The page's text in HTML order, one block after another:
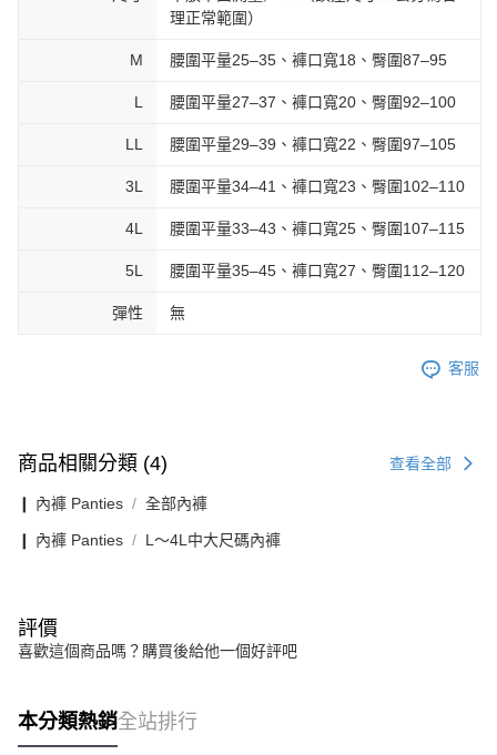
理正常範圍）
M 腰圍平量25–35、褲口寬18、臀圍87–95
L 腰圍平量27–37、褲口寬20、臀圍92–100
LL 腰圍平量29–39、褲口寬22、臀圍97–105
3L 腰圍平量34–41、褲口寬23、臀圍102–110
4L 腰圍平量33–43、褲口寬25、臀圍107–115
5L 腰圍平量35–45、褲口寬27、臀圍112–120
彈性 無
客服
商品相關分類 (4) 查看全部
❙ 內褲 Panties 全部內褲
❙ 內褲 Panties L〜4L中大尺碼內褲
評價
喜歡這個商品嗎？購買後給他一個好評吧
本分類熱銷全站排行